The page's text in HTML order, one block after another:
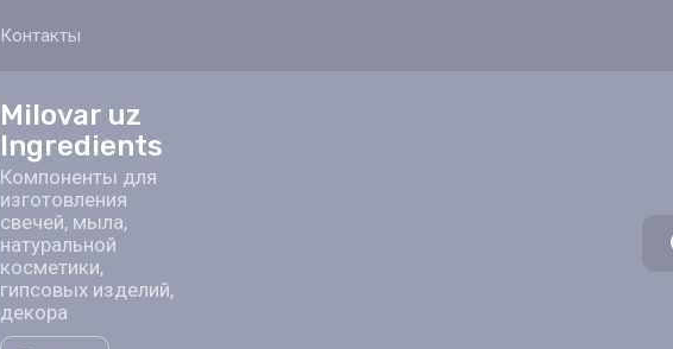
Контакты
Milovar uz
Ingredients
Компоненты для
изготовления
свечей, мыла,
натуральной
косметики,
гипсовых изделий,
декора